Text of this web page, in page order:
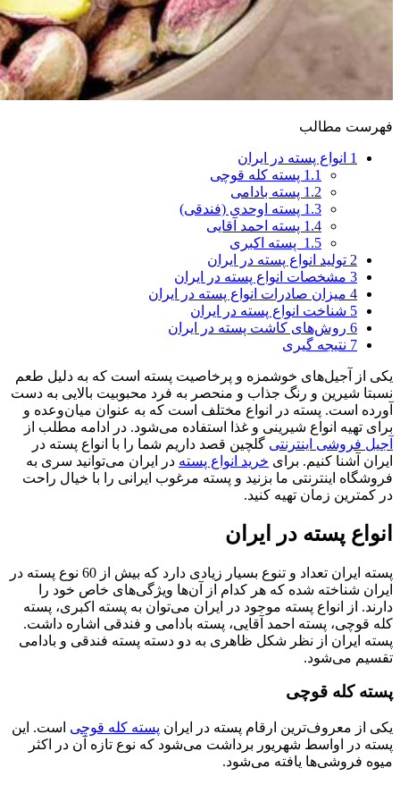
فهرست مطالب
1 انواع پسته در ایران
1.1 پسته کله قوچی
1.2 پسته بادامی
1.3 پسته اوحدی (فندقی)
1.4 پسته احمد آقایی
1.5 پسته اکبری
2 تولید انواع پسته در ایران
3 مشخصات انواع پسته در ایران
4 میزان صادرات انواع پسته در ایران
5 شناخت انواع پسته در ایران
6 روش‌های کاشت پسته در ایران
7 نتیجه گیری
یکی از آجیل‌های خوشمزه و پرخاصیت پسته است که به دلیل طعم
نسبتا شیرین و رنگ جذاب و منحصر به فرد محبوبیت بالایی به دست
آورده است. پسته در انواع مختلف است که به عنوان میان‌وعده و
برای تهیه انواع شیرینی و غذا استفاده می‌شود. در ادامه مطلب از
آجیل فروشی اینترنتی گلچین قصد داریم شما را با انواع پسته در
ایران آشنا کنیم. برای خرید انواع پسته در ایران می‌توانید سری به
فروشگاه اینترنتی ما بزنید و پسته مرغوب ایرانی را با خیال راحت
در کمترین زمان تهیه کنید.
انواع پسته در ایران
پسته ایران تعداد و تنوع بسیار زیادی دارد که بیش از 60 نوع پسته در
ایران شناخته شده که هر کدام از آن‌ها ویژگی‌های خاص خود را
دارند. از انواع پسته موجود در ایران می‌توان به پسته اکبری، پسته
کله قوچی، پسته احمد آقایی، پسته بادامی و فندقی اشاره داشت.
پسته ایران از نظر شکل ظاهری به دو دسته پسته فندقی و بادامی
تقسیم می‌شود.
پسته کله قوچی
یکی از معروف‌ترین ارقام پسته در ایران پسته کله قوچی است. این
پسته در اواسط شهریور برداشت می‌شود که نوع تازه آن در اکثر
میوه فروشی‌ها یافته می‌شود.